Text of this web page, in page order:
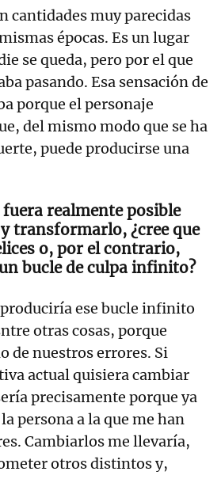
cantidades muy parecidas
épocas. Es un lugar
se queda, pero por el que
pasando. Esa sensación de
porque el personaje
del mismo modo que se ha
puede producirse una
realmente posible
transformarlo, ¿cree que
o, por el contrario,
bucle de culpa infinito?
produciría ese bucle infinito
otras cosas, porque
de nuestros errores. Si
actual quisiera cambiar
precisamente porque ya
persona a la que me han
Cambiarlos me llevaría,
otros distintos y,